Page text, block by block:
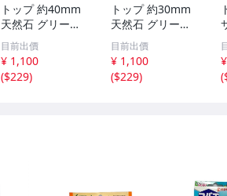
トップ 約40mm
天然石 グリーン
アベンチュリン T
inker Bell 妖精の
サンキャッチャー
パワーストーン
目前出價
¥ 1,100
($229)
トップ 約30mm
天然石 グリーン
アベンチュリン T
inker Bell 妖精の
サンキャッチャー
パワーストーン
目前出價
¥ 1,100
($229)
(